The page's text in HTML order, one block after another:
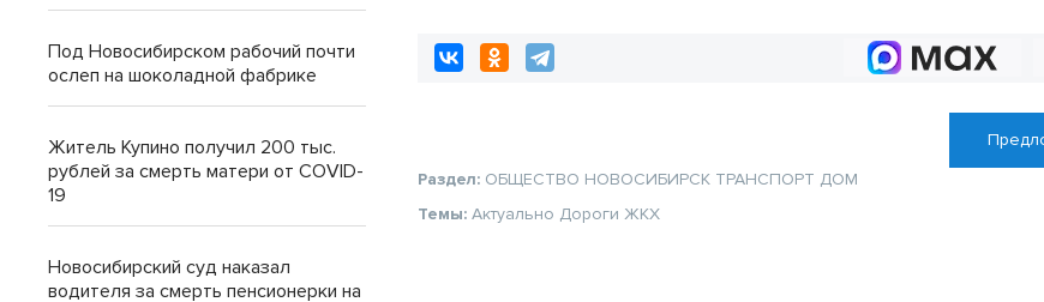
Раздел: ОБЩЕСТВО НОВОСИБИРСК ТРАНСПОРТ ДОМ
Темы:Актуально Дороги ЖКХ
Под Новосибирском рабочий почти
ослеп на шоколадной фабрике
Житель Купино получил 200 тыс.
рублей за смерть матери от COVID-
19
Новосибирский суд наказал
водителя за смерть пенсионерки на